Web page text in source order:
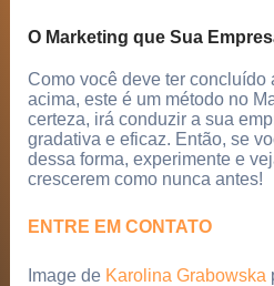
O Marketing que Sua
Como você deve ter concluído
acima, este é um método no
certeza, irá conduzir a sua
gradativa e eficaz. Então, se
dessa forma, experimente e
crescerem como nunca antes!
ENTRE EM CONTATO
Image de Karolina Grabowska